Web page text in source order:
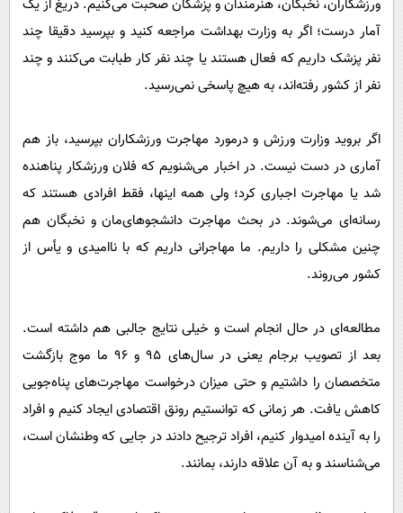
ورزشکاران، نخبگان، هنرمندان و پزشکان صحبت می‌کنیم. دریغ از یک
آمار درست؛ اگر به وزارت بهداشت مراجعه کنید و بپرسید دقیقا چند
نفر پزشک داریم که فعال هستند یا چند نفر کار طبابت می‌کنند و چند
نفر از کشور رفته‌اند، به هیچ پاسخی نمی‌رسید.
اگر بروید وزارت ورزش و درمورد مهاجرت ورزشکاران بپرسید، باز هم
آماری در دست نیست. در اخبار می‌شنویم که فلان ورزشکار پناهنده
شد یا مهاجرت اجباری کرد؛ ولی همه اینها، فقط افرادی هستند که
رسانه‌ای می‌شوند. در بحث مهاجرت دانشجوهای‌مان و نخبگان هم
چنین مشکلی را داریم. ما مهاجرانی داریم که با ناامیدی و یأس از
کشور می‌روند.
مطالعه‌ای در حال انجام است و خیلی نتایج جالبی هم داشته است.
بعد از تصویب برجام یعنی در سال‌های ۹۵ و ۹۶ ما موج بازگشت
متخصصان را داشتیم و حتی میزان درخواست مهاجرت‌های پناه‌جویی
کاهش یافت. هر زمانی که توانستیم رونق اقتصادی ایجاد کنیم و افراد
را به آینده امیدوار کنیم، افراد ترجیح دادند در جایی که وطنشان است،
می‌شناسند و به آن علاقه دارند، بمانند.